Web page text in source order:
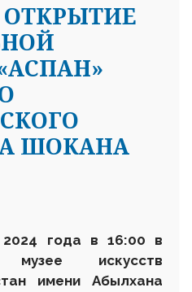
ОТКРЫТИЕ
ШОКАНА
2024 года в 16:00 в
музее искусств
имени Абылхана